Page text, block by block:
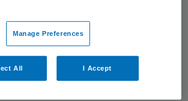
passende zorg, digitalisering
HR en strategische externe
Manage Preferences
All I Accept